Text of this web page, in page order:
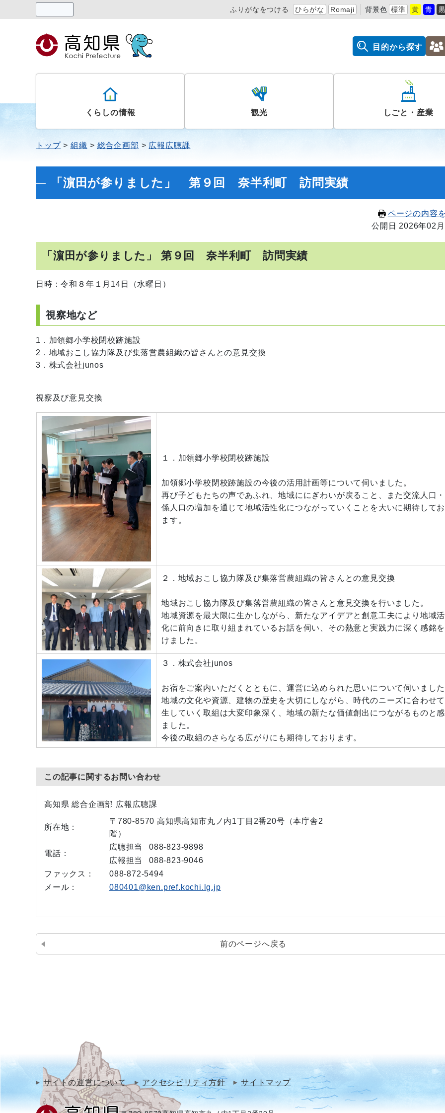
ふりがなをつける ひらがな Romaji 背景色 標準 黄 青 黒
目的から探す
くらしの情報 観光 しごと・産業
トップ 組織 総合企画部 広報広聴課
「濵田が参りました」 第９回 奈半利町 訪問実績
ページの内容
公開日 2026年02月
「濵田が参りました」 第９回 奈半利町 訪問実績
日時：令和８年１月14日（水曜日）
視察地など
1．加領郷小学校閉校跡施設
2．地域おこし協力隊及び集落営農組織の皆さんとの意見交換
3．株式会社junos
視察及び意見交換
１． 加領郷小学校閉校跡施設
加領郷小学校閉校跡施設の今後の活用計画等について伺いました。
再び子どもたちの声であふれ、地域ににぎわいが戻ること、また交流人口
係人口の増加を通じて地域活性化につながっていくことを大いに期待してお
ます。
２． 地域おこし協力隊及び集落営農組織の皆さんとの意見交換
地域おこし協力隊及び集落営農組織の皆さんと意見交換を行いました。
地域資源を最大限に生かしながら、新たなアイデアと創意工夫により地域
化に前向きに取り組まれているお話を伺い、その熱意と実践力に深く感銘
けました。
３． 株式会社junos
お宿をご案内いただくとともに、運営に込められた思いについて伺いました
地域の文化や資源、建物の歴史を大切にしながら、時代のニーズに合わせ
生していく取組は大変印象深く、地域の新たな価値創出につながるものと
ました。
今後の取組のさらなる広がりにも期待しております。
この記事に関するお問い合わせ
高知県 総合企画部 広報広聴課
所在地：
〒780-8570 高知県高知市丸ノ内1丁目2番20号（本庁舎2
階）
電話：
広聴担当
088-823-9898
広報担当
088-823-9046
ファックス：
088-872-5494
メール：
080401@ken.pref.kochi.lg.jp
前のページへ戻る
サイトの運営について アクセシビリティ方針 サイトマップ